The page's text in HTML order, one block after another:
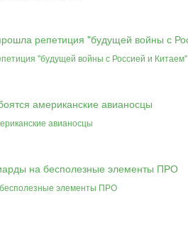
"будущей войны с Россией и Китаем"
авианосцы
элементы ПРО